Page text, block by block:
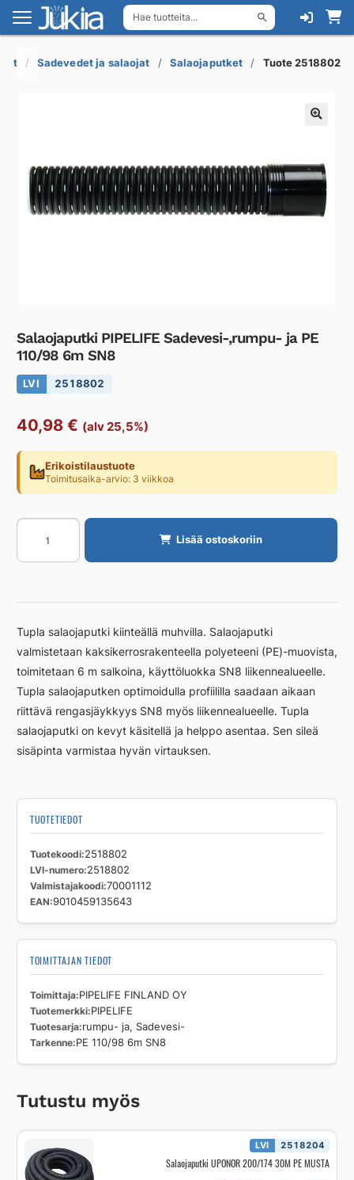
Hae tuotteita...
Siirry
navigointiin
Siirry
sisältöön
Sadevedet ja salaojat Salaojaputket Tuote 2518802
Salaojaputki PIPELIFE Sadevesi-,rumpu- ja PE
110/98 6m SN8
LVI 2518802
40,98 € (alv 25,5%)
Erikoistilaustuote
Toimitusaika-arvio: 3 viikkoa
Salaojaputki
PIPELIFE
Sadevesi-,rumpu-
PE
6m
SN8
määrä
Lisää ostoskoriin
Tupla salaojaputki kiinteällä muhvilla. Salaojaputki
valmistetaan kaksikerrosrakenteella polyeteeni (PE)-muovista,
toimitetaan 6 m salkoina, käyttöluokka SN8 liikennealueelle.
Tupla salaojaputken optimoidulla profiililla saadaan aikaan
riittävä rengasjäykkyys SN8 myös liikennealueelle. Tupla
salaojaputki on kevyt käsitellä ja helppo asentaa. Sen sileä
sisäpinta varmistaa hyvän virtauksen.
TUOTETIEDOT
Tuotekoodi 2518802
LVI-numero 2518802
Valmistajakoodi 70001112
EAN 9010459135643
TOIMITTAJAN TIEDOT
Toimittaja PIPELIFE FINLAND OY
Tuotemerkki PIPELIFE
Tuotesarja rumpu- ja, Sadevesi-
Tarkenne PE 110/98 6m SN8
Tutustu myös
LVI 2518204
Salaojaputki UPONOR 200/174 30M PE MUSTA